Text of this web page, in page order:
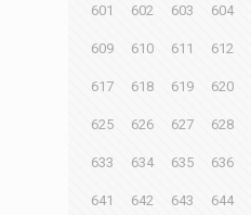
601 602 603 604
609 610 611 612
617 618 619 620
625 626 627 628
633 634 635 636
641 642 643 644